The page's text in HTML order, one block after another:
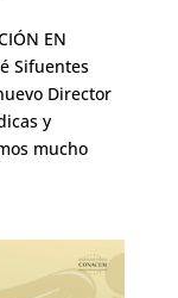
EN
Sifuentes
Director
y
mucho